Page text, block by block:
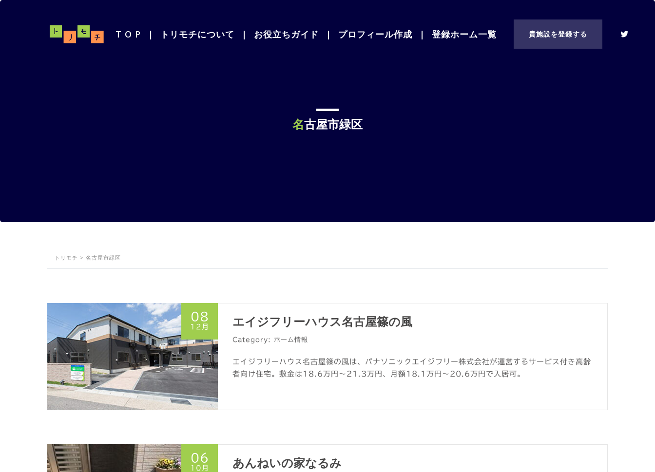
T O P | トリモチについて | お役立ちガイド | プロフィール作成 | 登録ホーム一覧 貴施設を登録する
名古屋市緑区
トリモチ > 名古屋市緑区
08
12月 エイジフリーハウス名古屋篠の風
Category: ホーム情報
エイジフリーハウス名古屋篠の風は、パナソニックエイジフリー株式会社が運営するサービス付き高齢
者向け住宅。敷金は18.6万円～21.3万円、月額18.1万円～20.6万円で入居可。
06
10月 あんねいの家なるみ